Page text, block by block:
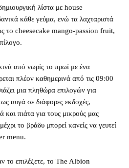
λίστα με house
κάθε γεύμα, ενώ τα λαχταριστά
το cheesecake mango-passion fruit,
από νωρίς το πρωί με ένα
πλέον καθημερινά από τις 09:00
μια πληθώρα επιλογών για
αυγά σε διάφορες εκδοχές,
πιάτα για τους μικρούς μας
το βράδυ μπορεί κανείς να γευτεί
menu.
το επιλέξετε, το The Albion